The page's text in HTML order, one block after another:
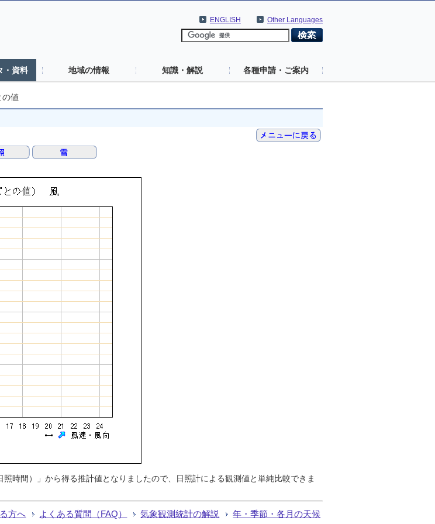
Other Languages
ENGLISH
・資料 地域の情報 知識・解説 各種申請・ご案内
の値
時間）」から得る推計値となりましたので、日照計による観測値と単純比較できま
方へ よくある質問（FAQ） 気象観測統計の解説 年・季節・各月の天候